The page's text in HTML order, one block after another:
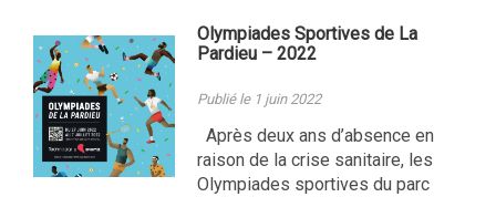
Olympiades Sportives de La
Pardieu – 2022
Publié le 1 juin 2022
Après deux ans d’absence en
raison de la crise sanitaire, les
Olympiades sportives du parc